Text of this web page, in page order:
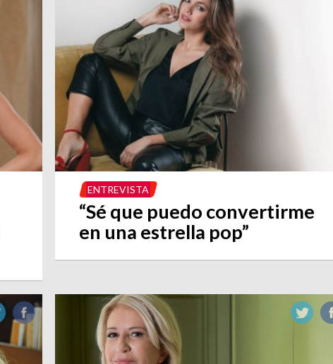
ENTREVISTA
“Sé que puedo convertirme
en una estrella pop”